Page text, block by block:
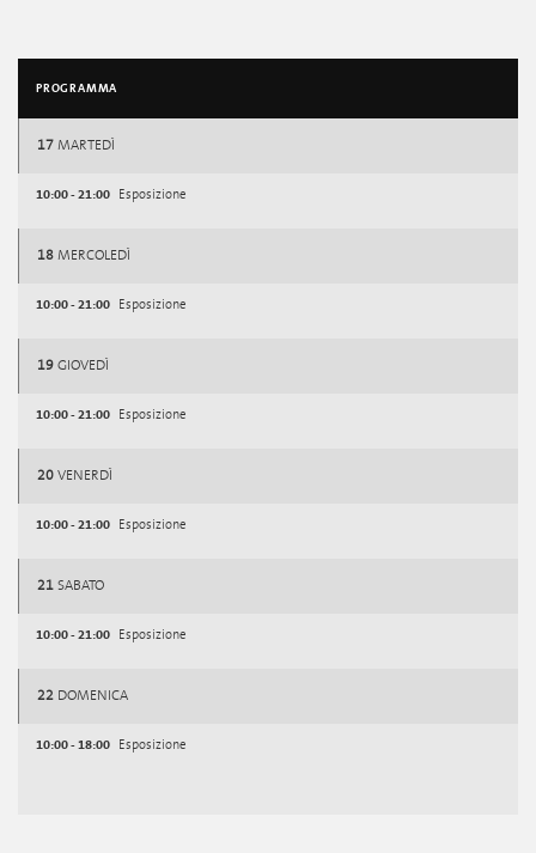
PROGRAMMA
17 MARTEDÌ
10:00 - 21:00 Esposizione
18 MERCOLEDÌ
10:00 - 21:00 Esposizione
19 GIOVEDÌ
10:00 - 21:00 Esposizione
20 VENERDÌ
10:00 - 21:00 Esposizione
21 SABATO
10:00 - 21:00 Esposizione
22 DOMENICA
10:00 - 18:00 Esposizione